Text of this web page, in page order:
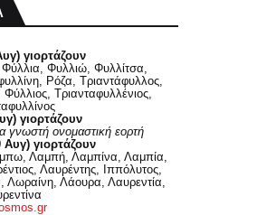
γιορτάζουν
Φυλλιώ, Φυλλίτσα,
Ρόζα, Τριαντάφυλλος,
Τριανταφυλλένιος,
γιορτάζουν
γνωστή ονομαστική εορτή
Αυγ) γιορτάζουν
Λαμπή, Λαμπίνα, Λαμπία,
Λαυρέντης, Ιππόλυτος,
Λωραίνη, Λάουρα, Λαυρεντία,